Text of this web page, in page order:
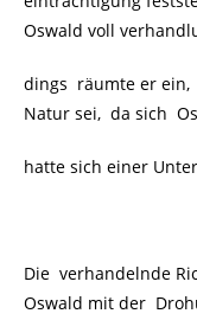
Oswald voll
dings räumte er
Natur sei, da sich
hatte sich einer
Die verhandelnde
Oswald mit der